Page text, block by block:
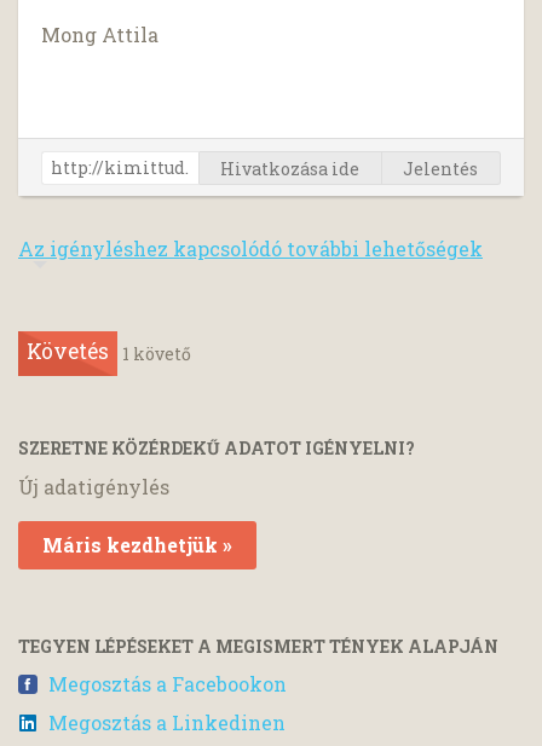
Mong Attila
Hivatkozása ide Jelentés
Az igényléshez kapcsolódó további lehetőségek
Követés 1 követő
SZERETNE KÖZÉRDEKŰ ADATOT IGÉNYELNI?
Új adatigénylés
Máris kezdhetjük »
TEGYEN LÉPÉSEKET A MEGISMERT TÉNYEK ALAPJÁN
Megosztás a Facebookon
Megosztás a Linkedinen